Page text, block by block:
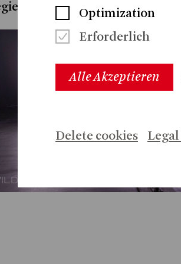
Verena Regensburger
ROAD / FLÄCHENBRAND
Optimization
Erforderlich
Alle Akzeptieren
Delete cookies